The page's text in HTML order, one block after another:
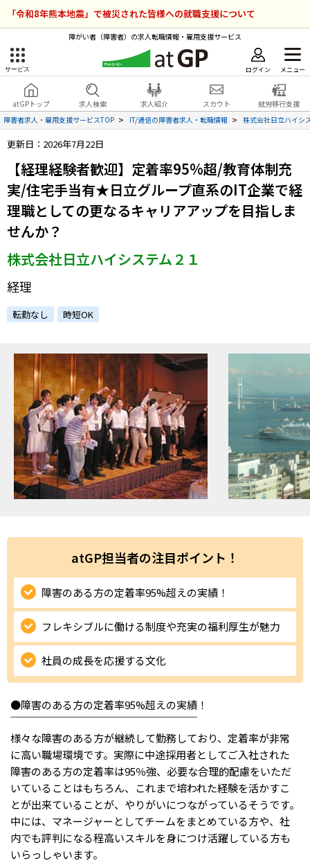
「令和8年熊本地震」で被災された皆様への就職支援について
障がい者（障害者）の求人転職情報・雇用支援サービス
サービス ログイン メニュー
atGPトップ 求人検索 求人紹介 スカウト
就労移行支援
障害者求人・雇用支援サービスTOP
IT/通信の障害者求人・転職情報 株式会社日立ハイシ
更新日：2026年7月22日
【経理経験者歓迎】定着率95%超/教育体制充
実/住宅手当有★日立グループ直系のIT企業で経
理職としての更なるキャリアアップを目指しま
せんか？
株式会社日立ハイシステム２１
経理
転勤なし 時短OK
atGP担当者の注目ポイント！
障害のある方の定着率95%超えの実績！
フレキシブルに働ける制度や充実の福利厚生が魅力
社員の成長を応援する文化
●障害のある方の定着率95%超えの実績！
￣￣￣￣￣￣￣￣￣￣￣￣￣￣￣￣￣￣
様々な障害のある方が継続して勤務しており、定着率が非常
に高い職場環境です。実際に中途採用者としてご入社された
障害のある方の定着率は95％強、必要な合理的配慮をいただ
いていることはもちろん、これまで培われた経験を活かすこ
とが出来ていることが、やりがいにつながっているそうです。
中には、マネージャーとしてチームをまとめている方や、社
内でも評判になる程高いスキルを身につけ活躍している方も
いらっしゃいます。
障害者雇用のアットジーピー
サービスラインナップ
就転職支援サービス
障害者専門の就転職支援サービス
障害者アスリート専門の就転職支援サービス
ハイスキルな障害者の転職支援サービス
障害のある新卒学生専門の就職エージェントサービス
求人検索・スカウトサービス
障害者専門の求人検索・スカウトサービス
障害別専門支援の就労移行支援サービス
IT・Web制作スキルを身につける就労移行支援サービス
ソーシャルファームサービス
しいたけ生産で実現する
新しい障害者雇用支援サービス
ご利用ガイド
ログイン 会員登録 無料
atGPトップ
各種サービス
求人を検索する
求人を紹介してもらう
就職・転職ノウハウ
お問い合わせ・よくある質問
お問い合わせ
よくある質問
メニューを閉じる